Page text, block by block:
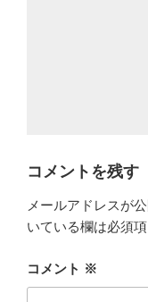
コメントを残す
メールアドレスが
いている欄は必須
コメント ※